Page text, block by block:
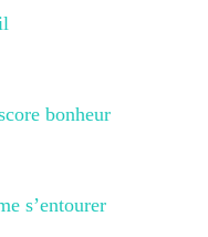
bonheur
s’entourer